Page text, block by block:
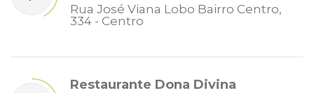
Rua José Viana Lobo Bairro Centro,
334 - Centro
Restaurante Dona Divina